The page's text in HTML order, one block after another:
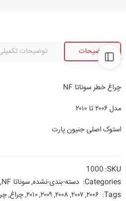
توضیحات توضیحات
چراغ خطر سوناتا NF
مدل ۲۰۰۶ تا ۲۰۱۰
استوک اصلی جنیون پارت
SKU:
1000
Categories: دسته-بندی-نشده,سوناتا NF ,
Tags: ۲۰۰۶,۲۰۰۷,۲۰۰۸,۲۰۰۹,۲۰۱۰,چراغ,